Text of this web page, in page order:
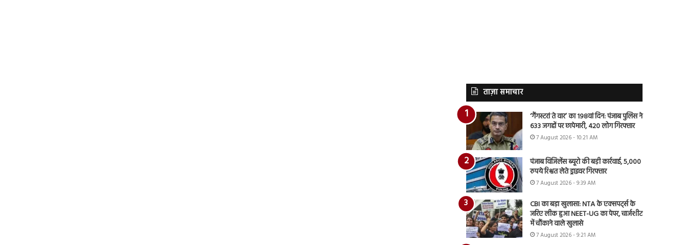
ताज़ा समाचार
‘गैंगस्टरां ते वार’ का 198वां दिन: पंजाब पुलिस ने
633 जगहों पर छापेमारी, 420 लोग गिरफ्तार
7 August 2026 - 10:21 AM
पंजाब विजिलेंस ब्यूरो की बड़ी कार्रवाई, 5,000
रुपये रिश्वत लेते ड्राइवर गिरफ्तार
7 August 2026 - 9:39 AM
CBI का बड़ा खुलासा: NTA के एक्सपर्ट्स के
जरिए लीक हुआ NEET-UG का पेपर, चार्जशीट
में चौंकाने वाले खुलासे
7 August 2026 - 9:21 AM